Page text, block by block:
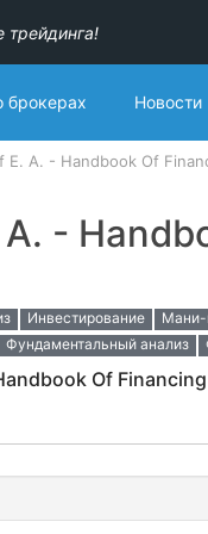
трейдинга!
Новости
E. A. - Handbook Of
-
Инвестирование
Фундаментальный анализ
Of